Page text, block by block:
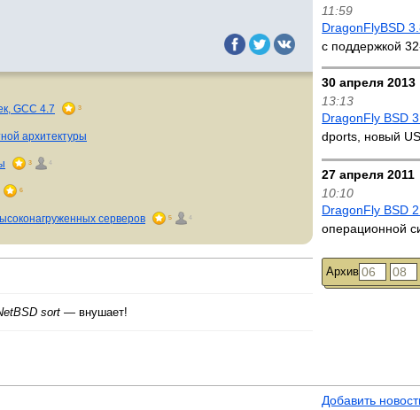
GCC 4.7 3
архитектуры
3 4
6
серверов 5 4
sort — внушает!
11:59
DragonFlyBSD
с поддержкой
30 апреля 2013
13:13
DragonFly BSD
dports, новый
27 апреля 2011
10:10
DragonFly BSD
операционной
Архив
Добавить